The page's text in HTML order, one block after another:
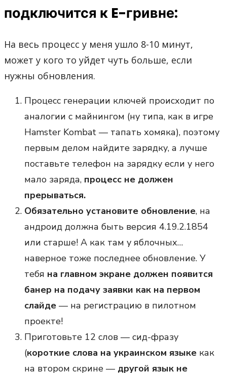
подключится к E-гривне:
На весь процесс у меня ушло 8-10 минут,
может у кого то уйдет чуть больше, если
нужны обновления.
Процесс генерации ключей происходит по
аналогии с майнингом (ну типа, как в игре
Hamster Kombat — тапать хомяка), поэтому
первым делом найдите зарядку, а лучше
поставьте телефон на зарядку если у него
мало заряда, процесс не должен
прерываться.
Обязательно установите обновление, на
андроид должна быть версия 4.19.2.1854
или старше! А как там у яблочных…
наверное тоже последнее обновление. У
тебя на главном экране должен появится
банер на подачу заявки как на первом
слайде — на регистрацию в пилотном
проекте!
Приготовьте 12 слов — сид-фразу
(короткие слова на украинском языке как
на втором скрине — другой язык не